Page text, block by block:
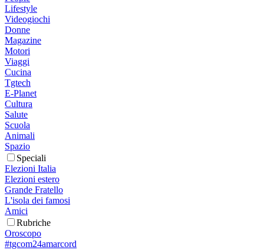
Lifestyle
Videogiochi
Donne
Magazine
Motori
Viaggi
Cucina
Tgtech
E-Planet
Cultura
Salute
Scuola
Animali
Spazio
Speciali
Elezioni Italia
Elezioni estero
Grande Fratello
L'isola dei famosi
Amici
Rubriche
Oroscopo
#tgcom24amarcord